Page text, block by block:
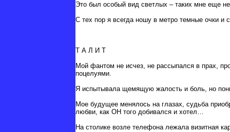
Это был особый вид светлых – таких мне еще
С тех пор я всегда ношу в метро темные очки и
Т А Л И Т
Мой фантом не исчез, не рассыпался в прах,
поцелуями.
Я испытывала щемящую жалость и боль, но
Мое будущее менялось на глазах, судьба
любви, как ОН того добивался и хотел…
На столике возле телефона лежала визитная